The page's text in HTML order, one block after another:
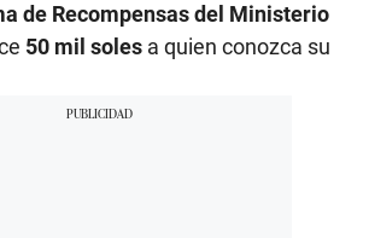
de Recompensas del Ministerio
50 mil soles a quien conozca su